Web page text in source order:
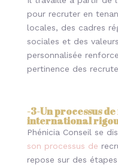
pour recruter en
locales, des cadres
sociales et des
personnalisée
pertinence des
-3-Un processus
international
Phénicia Conseil se
son processus de
repose sur des